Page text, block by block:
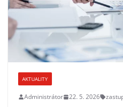
AKTUALITY
Administrátor 22. 5. 2026